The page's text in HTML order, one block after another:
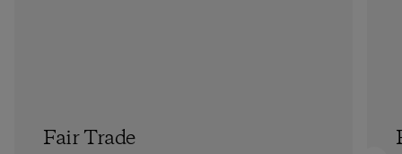
Fair Trade